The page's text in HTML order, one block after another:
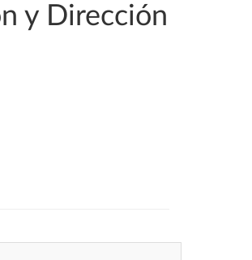
y Dirección